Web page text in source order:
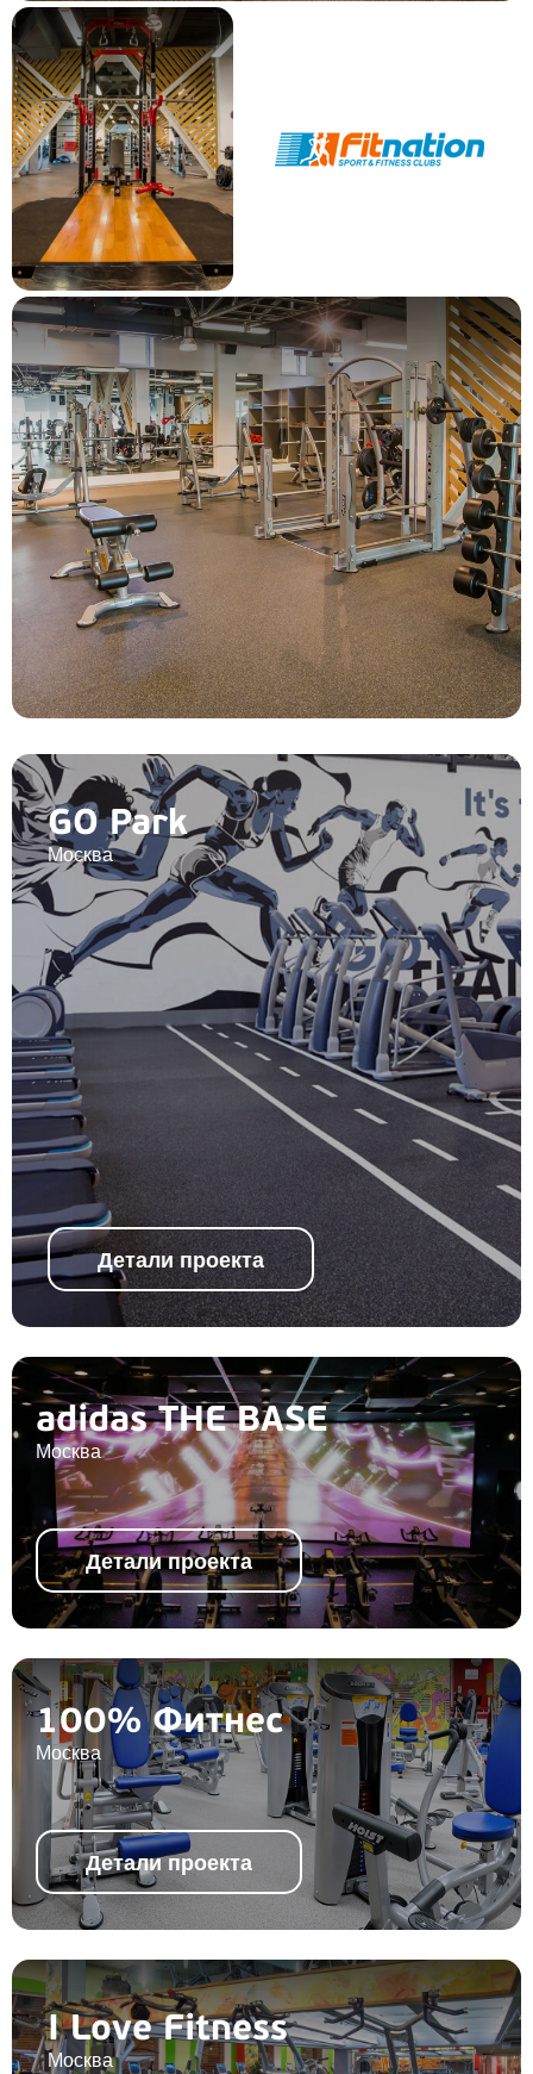
GO Park
Москва
Детали проекта
adidas THE BASE
Москва
Детали проекта
100% Фитнес
Москва
Детали проекта
I Love Fitness
Москва